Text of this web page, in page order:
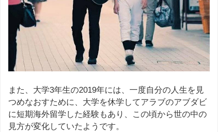
また、大学3年生の2019年には、一度自分の人生を見
つめなおすために、大学を休学してアラブのアブダビ
に短期海外留学した経験もあり、この頃から世の中の
見方が変化していたようです。